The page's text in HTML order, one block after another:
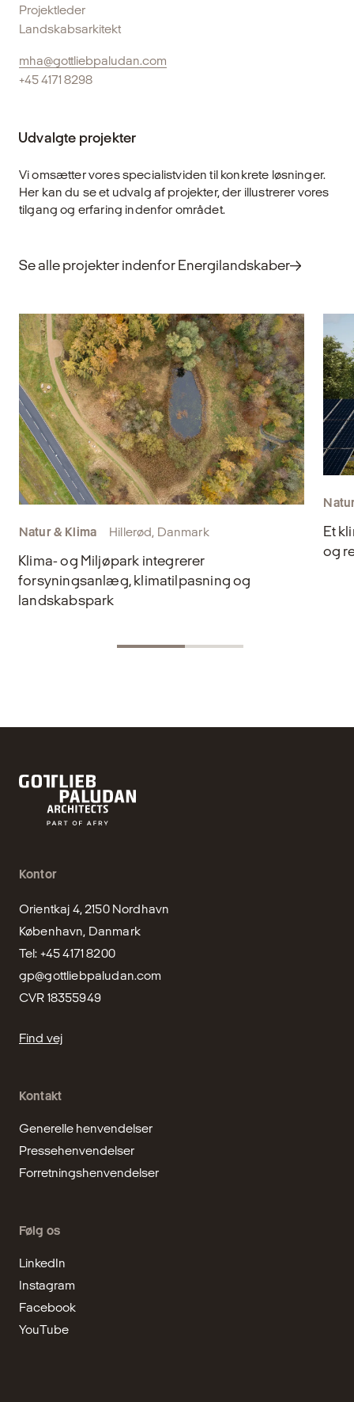
Projektleder
Landskabsarkitekt
mha@gottliebpaludan.com
+45 4171 8298
Udvalgte projekter
Vi omsætter vores specialistviden til konkrete løsninger.
Her kan du se et udvalg af projekter, der illustrerer vores
tilgang og erfaring indenfor området.
Se alle projekter indenfor Energilandskaber
Natur & Klima Hillerød, Danmark
Klima- og Miljøpark integrerer
forsyningsanlæg, klimatilpasning og
landskabspark
Et
og
Kontor
Orientkaj 4, 2150 Nordhavn
København, Danmark
Tel: +45 4171 8200
gp@gottliebpaludan.com
CVR 18355949
Find vej
Kontakt
Generelle henvendelser
Pressehenvendelser
Forretningshenvendelser
Følg os
LinkedIn
Instagram
Facebook
YouTube